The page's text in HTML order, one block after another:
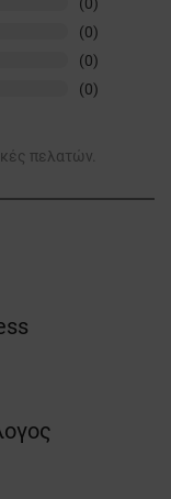
(0)
(0)
(0)
πελατών.